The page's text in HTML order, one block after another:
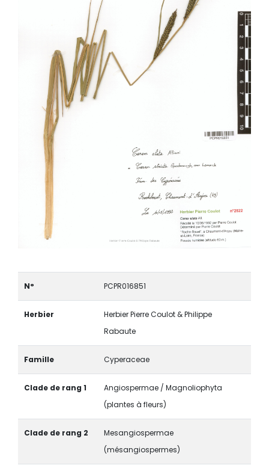
N° PCPR016851
Herbier
Herbier Pierre Coulot & Philippe
Rabaute
Famille Cyperaceae
Clade de rang 1
Angiospermae / Magnoliophyta
(plantes à fleurs)
Clade de rang 2
Mesangiospermae
(mésangiospermes)